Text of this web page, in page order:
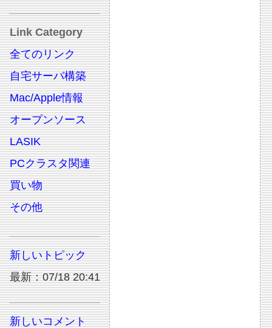
Link Category
全てのリンク
自宅サーバ構築
Mac/Apple情報
オープンソース
LASIK
PCクラスタ関連
買い物
その他
新しいトピック
最新：07/18 20:41
新しいコメント